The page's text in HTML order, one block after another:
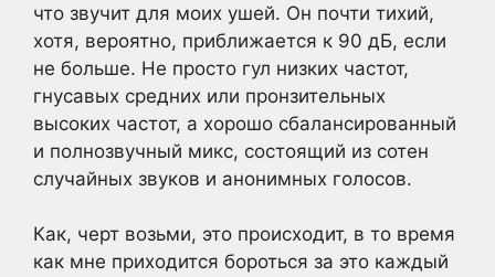
что звучит для моих ушей. Он почти тихий,
хотя, вероятно, приближается к 90 дБ, если
не больше. Не просто гул низких частот,
гнусавых средних или пронзительных
высоких частот, а хорошо сбалансированный
и полнозвучный микс, состоящий из сотен
случайных звуков и анонимных голосов.
Как, черт возьми, это происходит, в то время
как мне приходится бороться за это каждый